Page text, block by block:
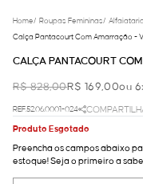
Home/ Roupas Femininas/ Alfaiataria
Calça Pantacourt Com Amarração -
CALÇA PANTACOURT
R$ 828,00R$ 169,00ou
REF.52.06.0001-024
Produto Esgotado
Preencha os campos abaixo
estoque! Seja o primeiro a